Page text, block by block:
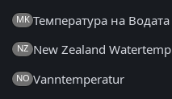
MK Температура на Водата
NZ New Zealand Watertemp
NO Vanntemperatur